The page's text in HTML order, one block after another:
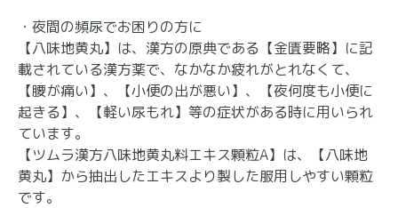
・夜間の頻尿でお困りの方に
【八味地黄丸】は、漢方の原典である【金匱要略】に記
載されている漢方薬で、なかなか疲れがとれなくて、
【腰が痛い】、【小便の出が悪い】、【夜何度も小便に
起きる】、【軽い尿もれ】等の症状がある時に用いられ
ています。
【ツムラ漢方八味地黄丸料エキス顆粒A】は、【八味地
黄丸】から抽出したエキスより製した服用しやすい顆粒
です。